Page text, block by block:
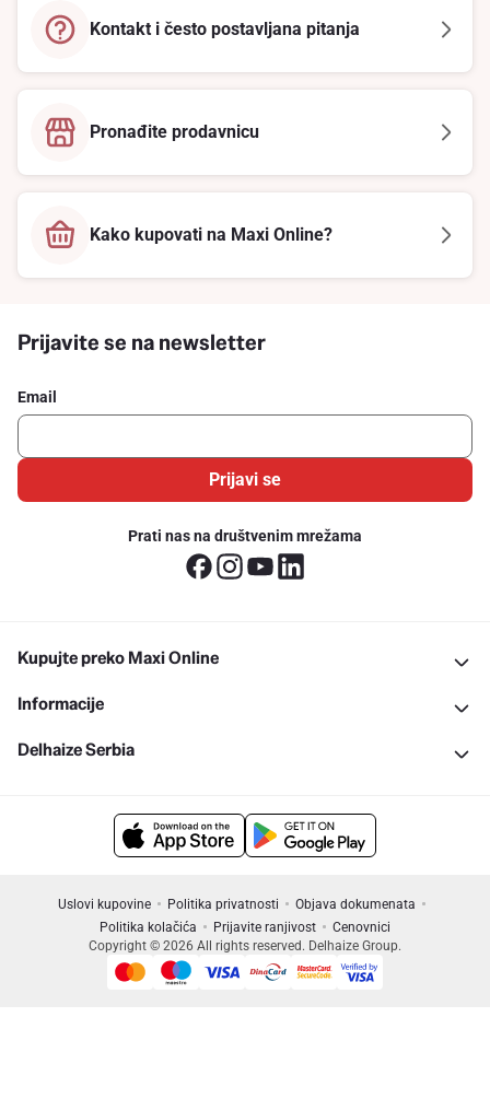
Kontakt i često postavljana pitanja
Pronađite prodavnicu
Kako kupovati na Maxi Online?
Prijavite se na newsletter
Email
Prijavi se
Prati nas na društvenim mrežama
Kupujte preko Maxi Online
Informacije
Delhaize Serbia
Uslovi kupovine Politika privatnosti
Objava dokumenata
Politika kolačića
Prijavite ranjivost
Cenovnici
Copyright © 2026 All rights reserved. Delhaize Group.